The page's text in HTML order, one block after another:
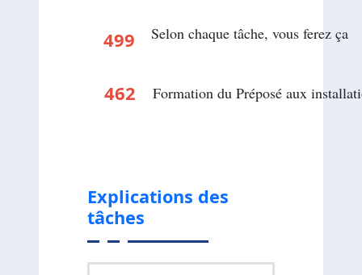
499 Selon chaque tâche, vous
462 Formation du Préposé aux
Explications des
tâches